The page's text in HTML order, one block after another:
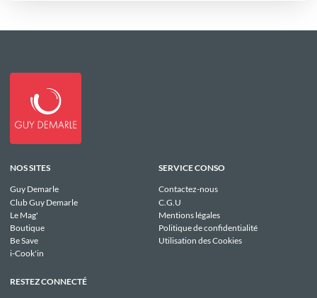
NOS SITES
Guy Demarle
Club Guy Demarle
Le Mag'
Boutique
Be Save
i-Cook'in
SERVICE CONSO
Contactez-nous
C.G.U
Mentions légales
Politique de confidentialité
Utilisation des Cookies
RESTEZ CONNECTÉ